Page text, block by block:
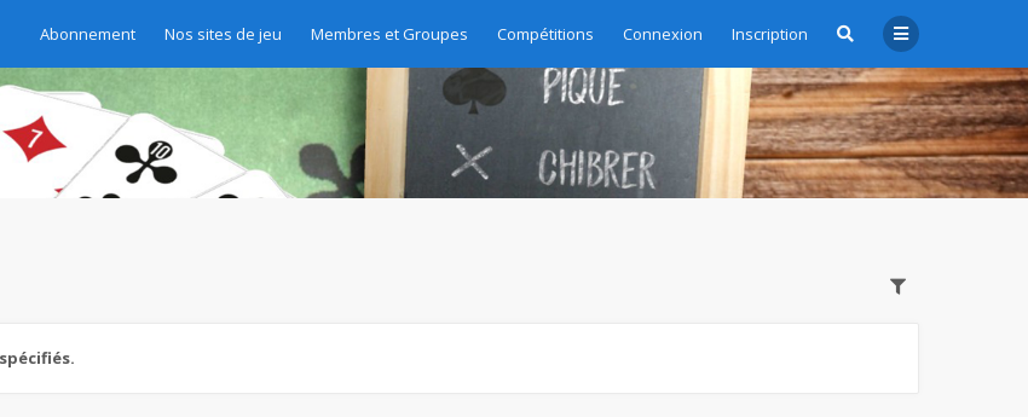
Abonnement Nos sites de jeu Membres et Groupes Compétitions Connexion Inscription